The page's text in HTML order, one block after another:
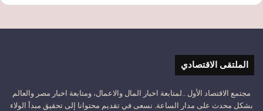
الملتقى الاقتصادي
مجتمع الاقتصاد الأول ..لمتابعة اخبار المال والاعمال، ومتابعة اخبار مصر والعالم
بشكل محدث على مدار الساعة. نسعى في تقديم محتوانا إلى تحقيق مبدأ الولاء